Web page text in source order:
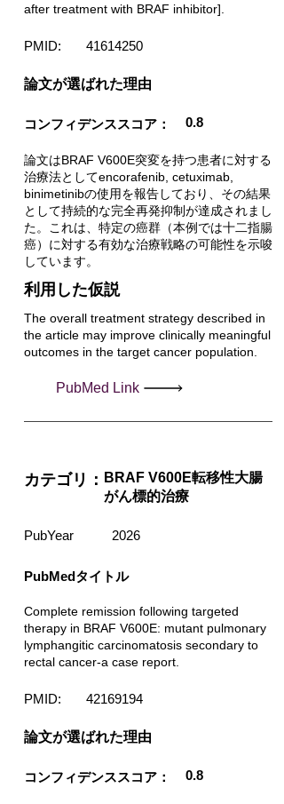
after treatment with BRAF inhibitor].
PMID: 41614250
​論文が選ばれた理由
コンフィデンススコア： 0.8
論文はBRAF V600E突変を持つ患者に対する
治療法としてencorafenib, cetuximab,
binimetinibの使用を報告しており、その結果
として持続的な完全再発抑制が達成されまし
た。これは、特定の癌群（本例では十二指腸
癌）に対する有効な治療戦略の可能性を示唆
しています。
利用した仮説
The overall treatment strategy described in
the article may improve clinically meaningful
outcomes in the target cancer population.
PubMed Link
カテゴリ： BRAF V600E転移性大腸
がん標的治療
PubYear 2026
PubMedタイトル
Complete remission following targeted
therapy in BRAF V600E: mutant pulmonary
lymphangitic carcinomatosis secondary to
rectal cancer-a case report.
PMID: 42169194
​論文が選ばれた理由
コンフィデンススコア： 0.8